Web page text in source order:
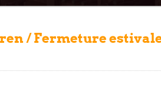
/ Fermeture